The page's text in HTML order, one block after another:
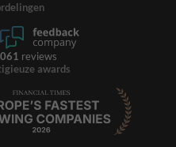
reviews
awards